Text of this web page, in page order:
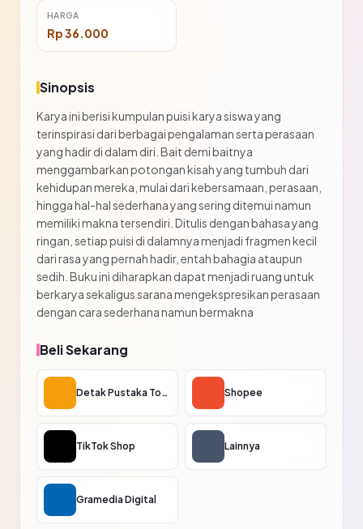
HARGA
Rp 36.000
Sinopsis
Karya ini berisi kumpulan puisi karya siswa yang
terinspirasi dari berbagai pengalaman serta perasaan
yang hadir di dalam diri. Bait demi baitnya
menggambarkan potongan kisah yang tumbuh dari
kehidupan mereka, mulai dari kebersamaan, perasaan,
hingga hal-hal sederhana yang sering ditemui namun
memiliki makna tersendiri. Ditulis dengan bahasa yang
ringan, setiap puisi di dalamnya menjadi fragmen kecil
dari rasa yang pernah hadir, entah bahagia ataupun
sedih. Buku ini diharapkan dapat menjadi ruang untuk
berkarya sekaligus sarana mengekspresikan perasaan
dengan cara sederhana namun bermakna
Beli Sekarang
Detak Pustaka Toko Shopee
TikTok Shop Lainnya
Gramedia Digital